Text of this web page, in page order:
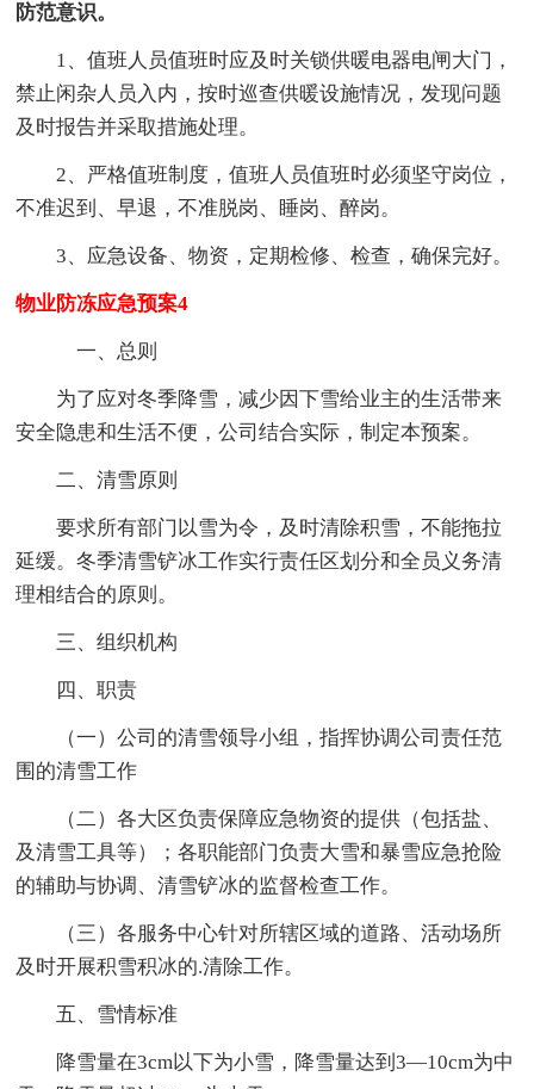
防范意识。
1、值班人员值班时应及时关锁供暖电器电闸大门，
禁止闲杂人员入内，按时巡查供暖设施情况，发现问题
及时报告并采取措施处理。
2、严格值班制度，值班人员值班时必须坚守岗位，
不准迟到、早退，不准脱岗、睡岗、醉岗。
3、应急设备、物资，定期检修、检查，确保完好。
物业防冻应急预案4
一、总则
为了应对冬季降雪，减少因下雪给业主的生活带来
安全隐患和生活不便，公司结合实际，制定本预案。
二、清雪原则
要求所有部门以雪为令，及时清除积雪，不能拖拉
延缓。冬季清雪铲冰工作实行责任区划分和全员义务清
理相结合的原则。
三、组织机构
四、职责
（一）公司的清雪领导小组，指挥协调公司责任范
围的清雪工作
（二）各大区负责保障应急物资的提供（包括盐、
及清雪工具等）；各职能部门负责大雪和暴雪应急抢险
的辅助与协调、清雪铲冰的监督检查工作。
（三）各服务中心针对所辖区域的道路、活动场所
及时开展积雪积冰的.清除工作。
五、雪情标准
降雪量在3cm以下为小雪，降雪量达到3—10cm为中